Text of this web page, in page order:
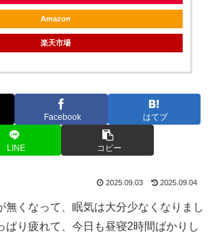
Amazon
楽天市場
Facebook はてブ
LINE コピー
2025.09.03 2025.09.04
無くなって、眠気は大分少なくなりまし
ぱり疲れて、今日も昼寝2時間ばかりし